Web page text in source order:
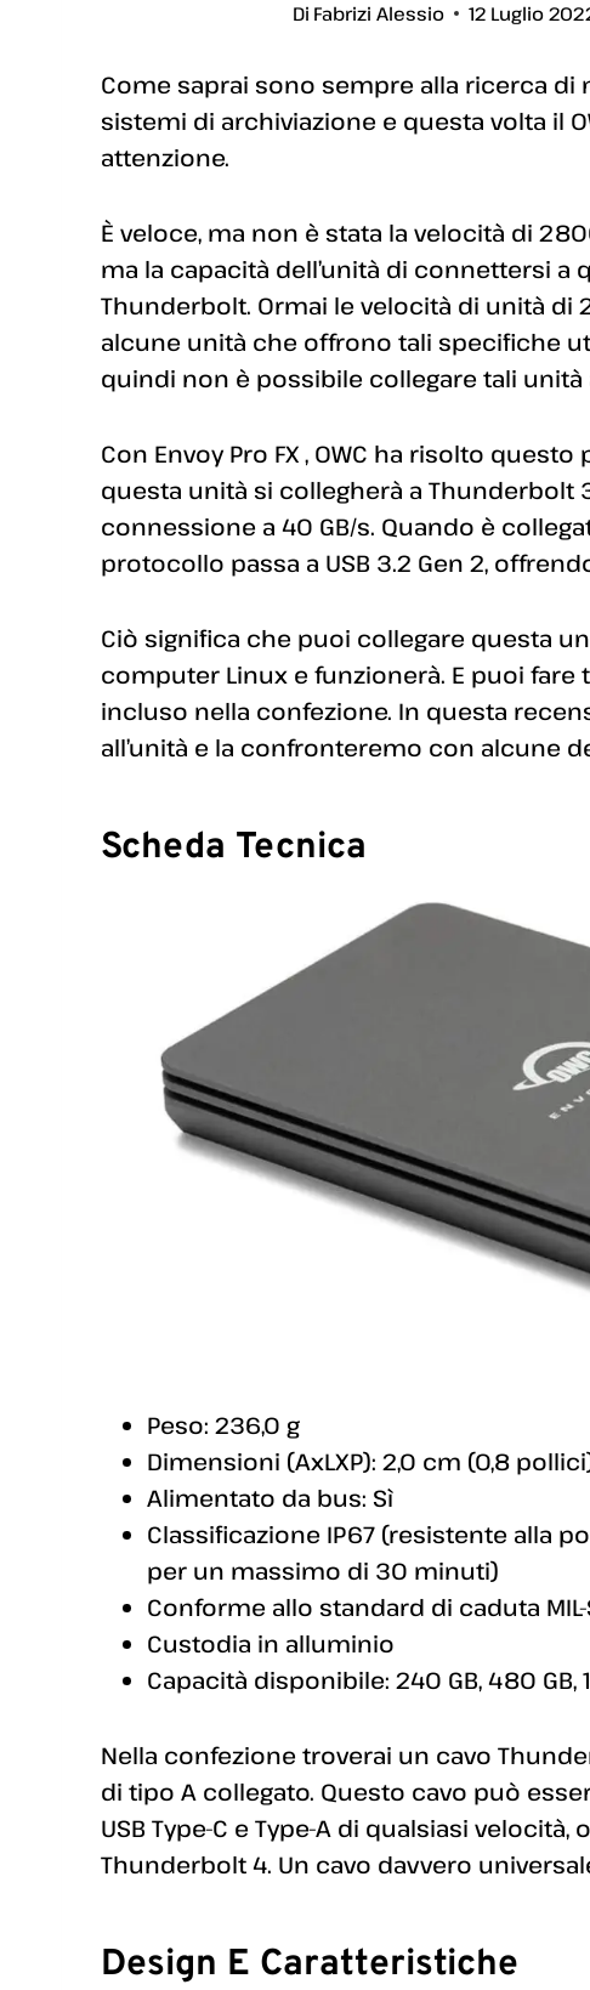
Di Fabrizi Alessio 12 Luglio
Come saprai sono sempre alla ricerca
sistemi di archiviazione e questa volta il
attenzione.
È veloce, ma non è stata la velocità di
ma la capacità dell’unità di connettersi a
Thunderbolt. Ormai le velocità di unità di
alcune unità che offrono tali specifiche
quindi non è possibile collegare tali unità
Con Envoy Pro FX , OWC ha risolto
questa unità si collegherà a Thunderbolt
connessione a 40 GB/s. Quando è
protocollo passa a USB 3.2 Gen 2,
Ciò significa che puoi collegare questa
computer Linux e funzionerà. E puoi
incluso nella confezione. In questa
all’unità e la confronteremo con alcune
Scheda Tecnica
Peso: 236,0 g
Dimensioni (AxLXP): 2,0 cm (0,8
Alimentato da bus: Sì
Classificazione IP67 (resistente alla
per un massimo di 30 minuti)
Conforme allo standard di caduta MIL-
Custodia in alluminio
Capacità disponibile: 240 GB, 480 GB, 1
Nella confezione troverai un cavo
di tipo A collegato. Questo cavo può
USB Type-C e Type-A di qualsiasi velocità,
Thunderbolt 4. Un cavo davvero
Design E Caratteristiche